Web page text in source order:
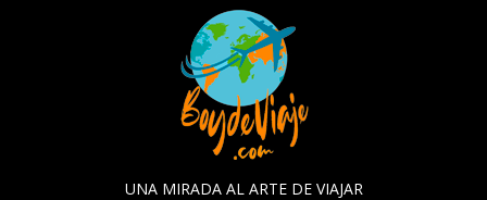
UNA MIRADA AL ARTE DE VIAJAR